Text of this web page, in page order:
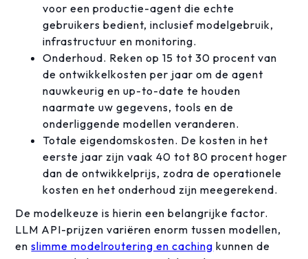
voor een productie-agent die echte
gebruikers bedient, inclusief modelgebruik,
infrastructuur en monitoring.
Onderhoud. Reken op 15 tot 30 procent van
de ontwikkelkosten per jaar om de agent
nauwkeurig en up-to-date te houden
naarmate uw gegevens, tools en de
onderliggende modellen veranderen.
Totale eigendomskosten. De kosten in het
eerste jaar zijn vaak 40 tot 80 procent hoger
dan de ontwikkelprijs, zodra de operationele
kosten en het onderhoud zijn meegerekend.
De modelkeuze is hierin een belangrijke factor.
LLM API-prijzen variëren enorm tussen modellen,
enslimme modelroutering en caching kunnen de